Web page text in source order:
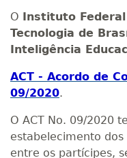
O Instituto Federal
Tecnologia de
Inteligência
ACT - Acordo de
09/2020.
O ACT No. 09/2020
estabelecimento
entre os partícipes,